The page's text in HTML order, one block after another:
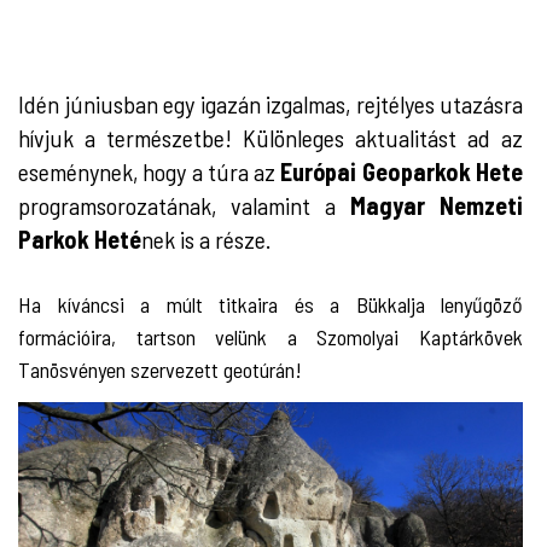
Idén júniusban egy igazán izgalmas, rejtélyes utazásra
hívjuk a természetbe! Különleges aktualitást ad az
eseménynek, hogy a túra az Európai Geoparkok Hete
programsorozatának, valamint a Magyar Nemzeti
Parkok Hetének is a része.
Ha kíváncsi a múlt titkaira és a Bükkalja lenyűgöző
formációira, tartson velünk a Szomolyai Kaptárkövek
Tanösvényen szervezett geotúrán!